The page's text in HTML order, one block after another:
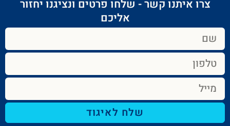
צרו איתנו קשר - שלחו פרטים ונציגנו יחזור
אליכם​
שלח לאיגוד